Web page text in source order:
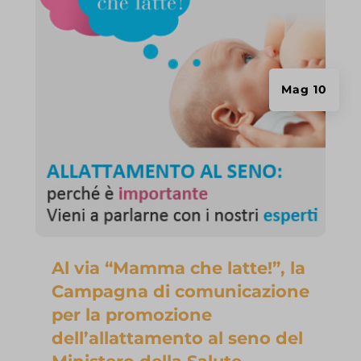
Al via “Mamma che latte!”, la
Campagna di comunicazione
per la promozione
dell’allattamento al seno del
Mag 10
encrypted-tbn0.gstatic.com